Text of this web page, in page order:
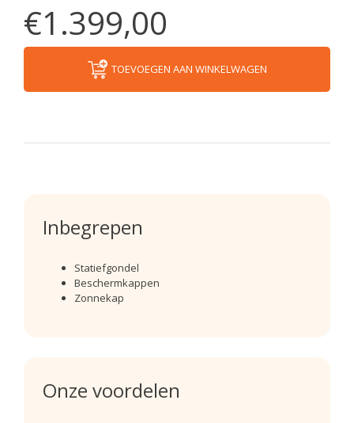
€1.399,00
TOEVOEGEN AAN WINKELWAGEN
Inbegrepen
Statiefgondel
Beschermkappen
Zonnekap
Onze voordelen